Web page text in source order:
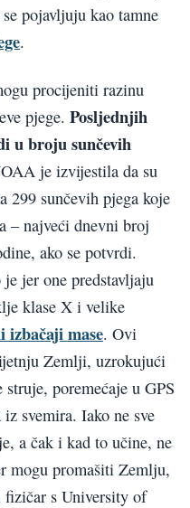
pojavljuju kao tamne
.
procijeniti razinu
pjege. Posljednjih
u broju sunčevih
je izvijestila da su
299 sunčevih pjega koje
– najveći dnevni broj
ako se potvrdi.
jer one predstavljaju
klase X i velike
izbačaji mase. Ovi
Zemlji, uzrokujući
poremećaje u GPS
svemira. Iako ne sve
a čak i kad to učine, ne
mogu promašiti Zemlju,
fizičar s University of